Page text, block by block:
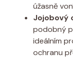
úžasně
Jojobový
podobný
ideálním
ochranu